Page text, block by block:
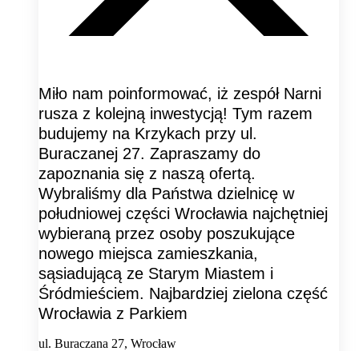
Miło nam poinformować, iż zespół Narni
rusza z kolejną inwestycją! Tym razem
budujemy na Krzykach przy ul.
Buraczanej 27. Zapraszamy do
zapoznania się z naszą ofertą.
Wybraliśmy dla Państwa dzielnicę w
południowej części Wrocławia najchętniej
wybieraną przez osoby poszukujące
nowego miejsca zamieszkania,
sąsiadującą ze Starym Miastem i
Śródmieściem. Najbardziej zielona część
Wrocławia z Parkiem
ul. Buraczana 27, Wrocław